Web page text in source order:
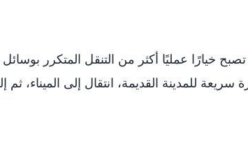
خيارًا عمليًا أكثر من التنقل المتكرر
للمدينة القديمة، انتقال إلى الميناء، ثم